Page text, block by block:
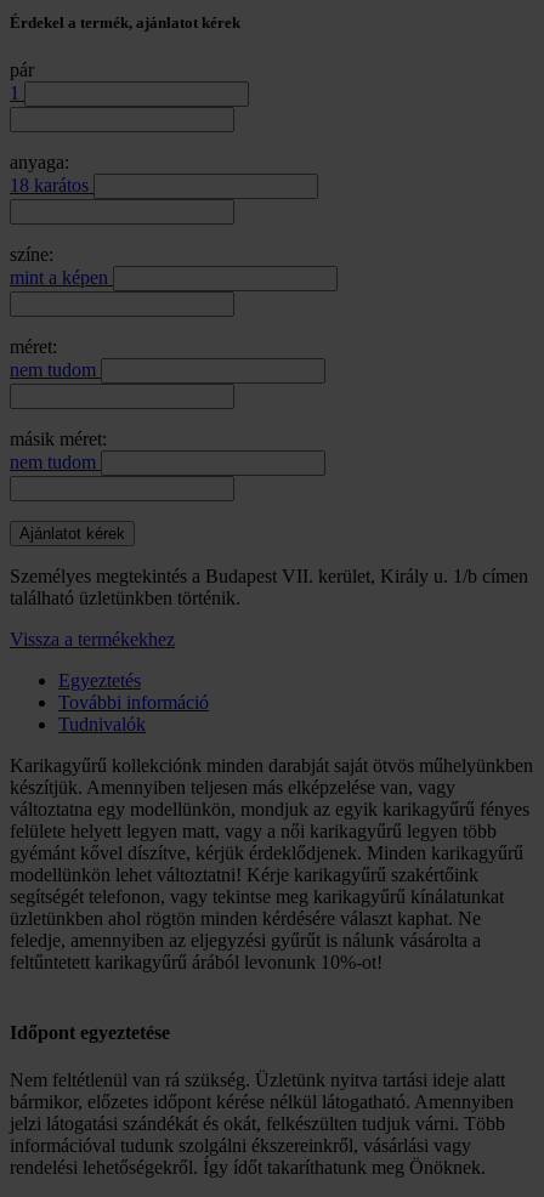
Érdekel a termék, ajánlatot kérek
pár
1
anyaga:
18 karátos
színe:
mint a képen
méret:
nem tudom
másik méret:
nem tudom
Személyes megtekintés a Budapest VII. kerület, Király u. 1/b címen
található üzletünkben történik.
Vissza a termékekhez
Egyeztetés
További információ
Tudnivalók
Karikagyűrű kollekciónk minden darabját saját ötvös műhelyünkben
készítjük. Amennyiben teljesen más elképzelése van, vagy
változtatna egy modellünkön, mondjuk az egyik karikagyűrű fényes
felülete helyett legyen matt, vagy a női karikagyűrű legyen több
gyémánt kővel díszítve, kérjük érdeklődjenek. Minden karikagyűrű
modellünkön lehet változtatni! Kérje karikagyűrű szakértőink
segítségét telefonon, vagy tekintse meg karikagyűrű kínálatunkat
üzletünkben ahol rögtön minden kérdésére választ kaphat. Ne
feledje, amennyiben az eljegyzési gyűrűt is nálunk vásárolta a
feltűntetett karikagyűrű árából levonunk 10%-ot!
Időpont egyeztetése
Nem feltétlenül van rá szükség. Üzletünk nyitva tartási ideje alatt
bármikor, előzetes időpont kérése nélkül látogatható. Amennyiben
jelzi látogatási szándékát és okát, felkészülten tudjuk várni. Több
információval tudunk szolgálni ékszereinkről, vásárlási vagy
rendelési lehetőségekről. Így ídőt takaríthatunk meg Önöknek.